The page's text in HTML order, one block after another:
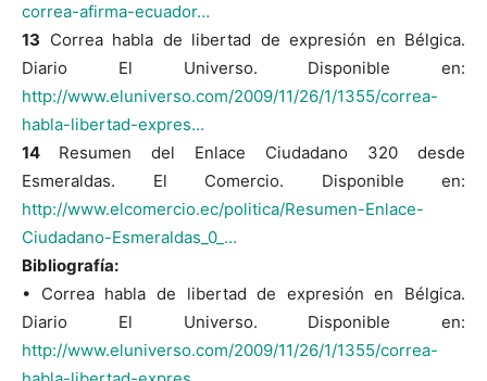
correa-afirma-ecuador…
13 Correa habla de libertad de expresión en Bélgica.
Diario El Universo. Disponible en:
http://www.eluniverso.com/2009/11/26/1/1355/correa-
habla-libertad-expres…
14 Resumen del Enlace Ciudadano 320 desde
Esmeraldas. El Comercio. Disponible en:
http://www.elcomercio.ec/politica/Resumen-Enlace-
Ciudadano-Esmeraldas_0_…
Bibliografía:
• Correa habla de libertad de expresión en Bélgica.
Diario El Universo. Disponible en:
http://www.eluniverso.com/2009/11/26/1/1355/correa-